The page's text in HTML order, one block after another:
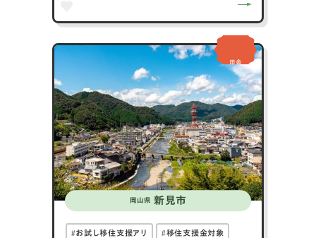
で３０分から１時間県内には、倉敷市、福山市
があり、大きな買い物もできます。
日本の美しい星空三選やアジアで初の「星空
保護区（コミュニティ部門）」に認定された、
最高の星空を眺めながらの生活は、日々の疲
れを癒してくれます。また、スポーツ、文化・芸
術活動や市民活動も活発で、まちには笑顔と
元気があふれています。こんな「いばら」で暮
らしませんか？
岡山県 新見市
田舎
お試し移住支援アリ 移住支援金対象